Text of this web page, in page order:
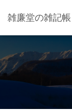
雑廉堂の雑記帳